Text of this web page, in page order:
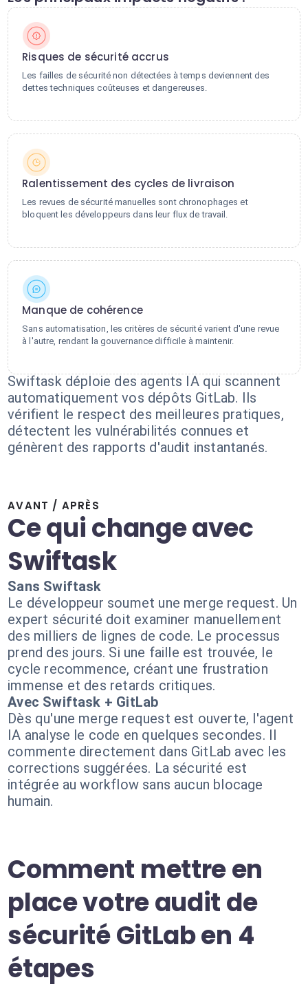
Risques de sécurité accrus
Les failles de sécurité non détectées à temps deviennent des
dettes techniques coûteuses et dangereuses.
Ralentissement des cycles de livraison
Les revues de sécurité manuelles sont chronophages et
bloquent les développeurs dans leur flux de travail.
Manque de cohérence
Sans automatisation, les critères de sécurité varient d'une revue
à l'autre, rendant la gouvernance difficile à maintenir.
Swiftask déploie des agents IA qui scannent
automatiquement vos dépôts GitLab. Ils
vérifient le respect des meilleures pratiques,
détectent les vulnérabilités connues et
génèrent des rapports d'audit instantanés.
AVANT / APRÈS
Ce qui change avec
Swiftask
Sans Swiftask
Le développeur soumet une merge request. Un
expert sécurité doit examiner manuellement
des milliers de lignes de code. Le processus
prend des jours. Si une faille est trouvée, le
cycle recommence, créant une frustration
immense et des retards critiques.
Avec Swiftask + GitLab
Dès qu'une merge request est ouverte, l'agent
IA analyse le code en quelques secondes. Il
commente directement dans GitLab avec les
corrections suggérées. La sécurité est
intégrée au workflow sans aucun blocage
humain.
Comment mettre en
place votre audit de
sécurité GitLab en 4
étapes